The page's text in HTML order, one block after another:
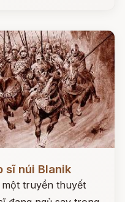
sĩ núi Blanik
truyền thuyết